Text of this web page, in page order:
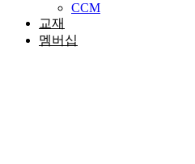
CCM
교재
멤버십